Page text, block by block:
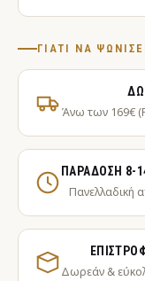
ΓΙΑΤΊ ΝΑ
Άνω των 169€
ΠΑΡΆΔΟΣΗ 8-
Πανελλαδική
Δωρεάν &